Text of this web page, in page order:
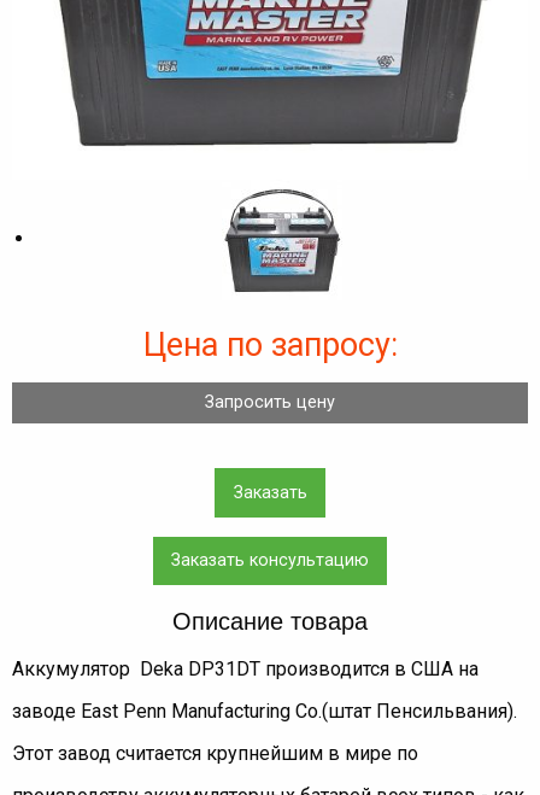
Цена по запросу:
Запросить цену
Заказать
Заказать консультацию
Описание товара
Аккумулятор Deka DP31DT производится в США на
заводе East Penn Manufacturing Co.(штат Пенсильвания).
Этот завод считается крупнейшим в мире по